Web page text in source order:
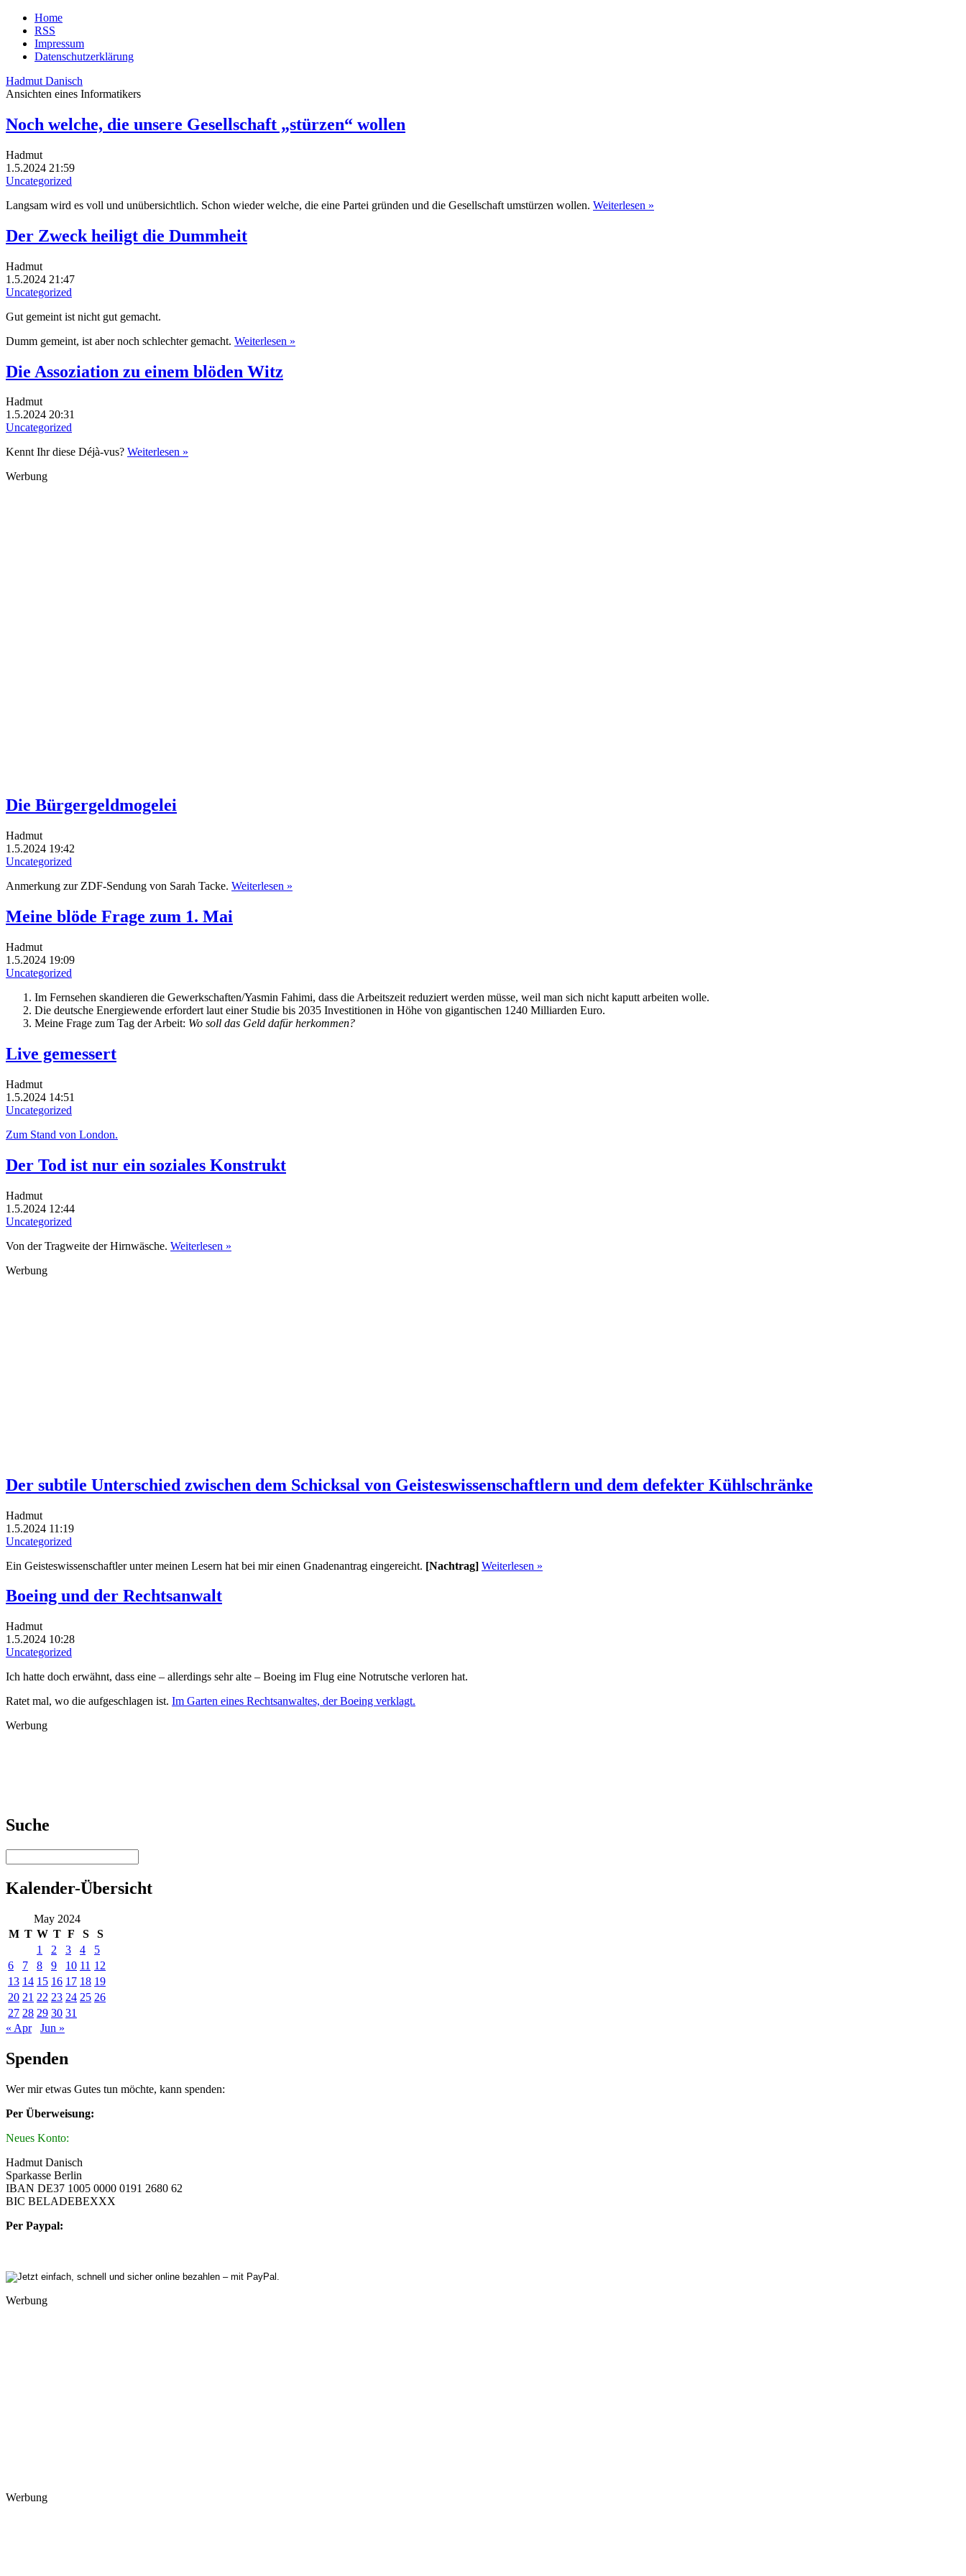
Home
RSS
Impressum
Datenschutzerklärung
Hadmut Danisch
Ansichten eines Informatikers
Noch welche, die unsere Gesellschaft „stürzen“ wollen
Hadmut
1.5.2024 21:59
Uncategorized
Langsam wird es voll und unübersichtlich. Schon wieder welche, die eine Partei gründen und die Gesellschaft umstürzen wollen. Weiterlesen »
Der Zweck heiligt die Dummheit
Hadmut
1.5.2024 21:47
Uncategorized
Gut gemeint ist nicht gut gemacht.
Dumm gemeint, ist aber noch schlechter gemacht. Weiterlesen »
Die Assoziation zu einem blöden Witz
Hadmut
1.5.2024 20:31
Uncategorized
Kennt Ihr diese Déjà-vus? Weiterlesen »
Werbung
Die Bürgergeldmogelei
Hadmut
1.5.2024 19:42
Uncategorized
Anmerkung zur ZDF-Sendung von Sarah Tacke. Weiterlesen »
Meine blöde Frage zum 1. Mai
Hadmut
1.5.2024 19:09
Uncategorized
Im Fernsehen skandieren die Gewerkschaften/Yasmin Fahimi, dass die Arbeitszeit reduziert werden müsse, weil man sich nicht kaputt arbeiten wolle.
Die deutsche Energiewende erfordert laut einer Studie bis 2035 Investitionen in Höhe von gigantischen 1240 Milliarden Euro.
Meine Frage zum Tag der Arbeit: Wo soll das Geld dafür herkommen?
Live gemessert
Hadmut
1.5.2024 14:51
Uncategorized
Zum Stand von London.
Der Tod ist nur ein soziales Konstrukt
Hadmut
1.5.2024 12:44
Uncategorized
Von der Tragweite der Hirnwäsche. Weiterlesen »
Werbung
Der subtile Unterschied zwischen dem Schicksal von Geisteswissenschaftlern und dem defekter Kühlschränke
Hadmut
1.5.2024 11:19
Uncategorized
Ein Geisteswissenschaftler unter meinen Lesern hat bei mir einen Gnadenantrag eingereicht. [Nachtrag] Weiterlesen »
Boeing und der Rechtsanwalt
Hadmut
1.5.2024 10:28
Uncategorized
Ich hatte doch erwähnt, dass eine – allerdings sehr alte – Boeing im Flug eine Notrutsche verloren hat.
Ratet mal, wo die aufgeschlagen ist. Im Garten eines Rechtsanwaltes, der Boeing verklagt.
Werbung
Suche
Kalender-Übersicht
May 2024
M T W T F S
S
1
2 3 4
5
6
7 8 9 10 11 12
13 14 15 16 17 18 19
20 21 22 23 24 25 26
27 28 29 30 31
« Apr
Jun »
Spenden
Wer mir etwas Gutes tun möchte, kann spenden:
Per Überweisung:
Neues Konto:
Hadmut Danisch
Sparkasse Berlin
IBAN DE37 1005 0000 0191 2680 62
BIC BELADEBEXXX
Per Paypal:
Werbung
Werbung